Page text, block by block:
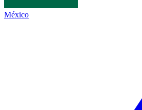
México